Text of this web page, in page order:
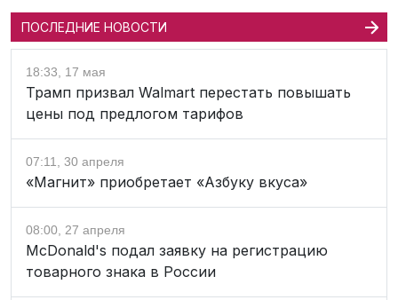
ПОСЛЕДНИЕ НОВОСТИ
18:33, 17 мая
Трамп призвал Walmart перестать повышать
цены под предлогом тарифов
07:11, 30 апреля
«Магнит» приобретает «Азбуку вкуса»
08:00, 27 апреля
McDonald's подал заявку на регистрацию
товарного знака в России